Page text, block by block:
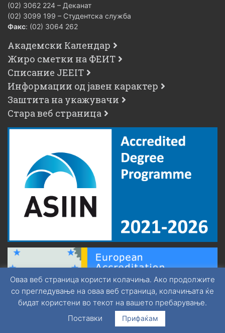
(02) 3062 224 – Деканат
(02) 3099 199 – Студентска служба
Факс: (02) 3064 262
Академски Календар
Жиро сметки на ФЕИТ
Списание JEEIT
Информации од јавен карактер
Заштита на укажувачи
Стара веб страница
Оваа веб страница користи колачиња. Ако продолжите
со прегледување на оваа веб страница, колачињата ќе
бидат користени во текот на вашето пребарување.
Поставки
Прифаќам